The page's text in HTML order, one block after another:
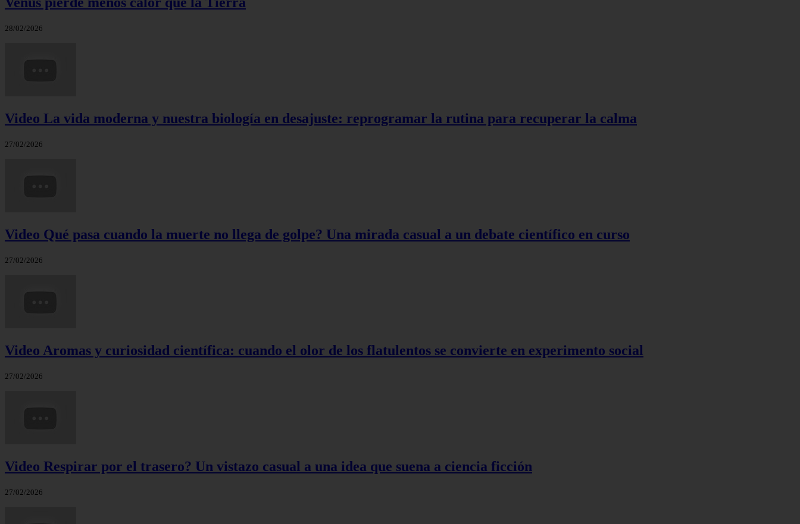
28/02/2026
Video La vida moderna y nuestra biología en desajuste: reprogramar la rutina para recuperar la calma
27/02/2026
Video Qué pasa cuando la muerte no llega de golpe? Una mirada casual a un debate científico en curso
27/02/2026
Video Aromas y curiosidad científica: cuando el olor de los flatulentos se convierte en experimento social
27/02/2026
Video Respirar por el trasero? Un vistazo casual a una idea que suena a ciencia ficción
27/02/2026